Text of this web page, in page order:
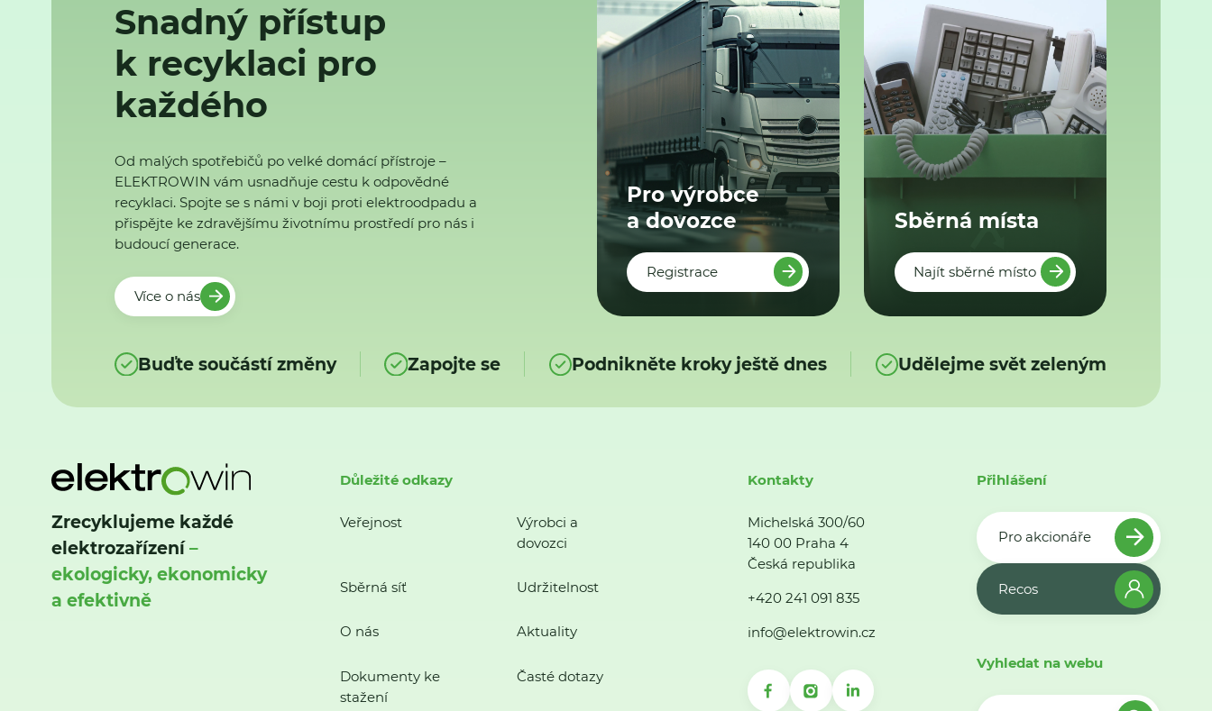
Snadný přístup
k recyklaci pro
každého
Od malých spotřebičů po velké domácí přístroje –
ELEKTROWIN vám usnadňuje cestu k odpovědné
recyklaci. Spojte se s námi v boji proti elektroodpadu a
přispějte ke zdravějšímu životnímu prostředí pro nás i
budoucí generace.
Více o nás
Pro výrobce
a dovozce
Registrace
Sběrná místa
Najít sběrné místo
Buďte součástí změny Zapojte se Podnikněte kroky ještě dnes Udělejme svět zeleným
Zrecyklujeme každé
elektrozařízení–
ekologicky, ekonomicky
a efektivně
Důležité odkazy
Veřejnost
Výrobci a
dovozci
Sběrná síť Udržitelnost
O nás Aktuality
Dokumenty ke
stažení
Časté dotazy
Kontakty
Michelská 300/60
140 00 Praha 4
Česká republika
+420 241 091 835
info@elektrowin.cz
Přihlášení
Pro akcionáře
Recos
Vyhledat na webu